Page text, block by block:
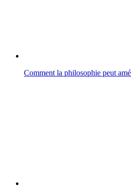
Comment la philosophie peut